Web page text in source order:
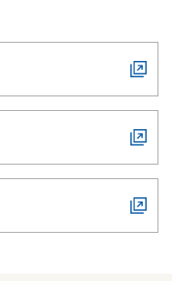
款）
安心を手のひらに～
ス向上の取組み